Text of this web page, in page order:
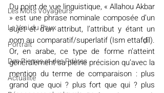
Les Mots Voyageurs
Le Vrai du Faux
Portrait
Des Pierres et des Prières
Actualité
Du point de vue linguistique, « Allahou Akbar
» est une phrase nominale composée d’un
sujet et d’un attribut, l’attribut y étant un
nom au comparatif/superlatif (Ism ettafḍîl).
Or, en arabe, ce type de forme n’atteint
généralement sa pleine précision qu’avec la
mention du terme de comparaison : plus
grand que quoi ? plus fort que qui ? plus